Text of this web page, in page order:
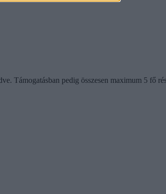
Támogatásban pedig összesen maximum 5 fő